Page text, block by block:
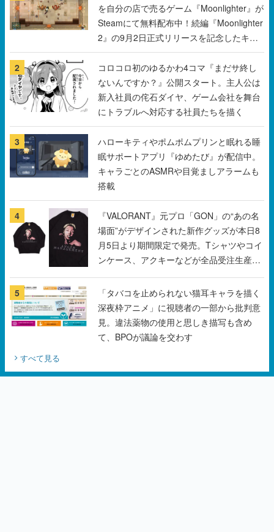
を自分の店で売るゲーム『Moonlighter』が
Steamにて無料配布中！続編『Moonlighter
2』の9月2日正式リリースを記念したキャ
ンペーン
2
コロコロ初のゆるかわ4コマ『まだサ終し
ないんですか？』公開スタート。主人公は
新入社員の侘石ダイヤ、ゲーム会社を舞台
にトラブルへ対応する社員たちを描く
3
ハローキティやポムポムプリンと眠れる睡
眠サポートアプリ『ゆめたび』が配信中。
キャラごとのASMRや目覚ましアラームも
搭載
4
『VALORANT』元プロ「GON」の“あの名
場面”がデザインされた新作グッズが本日8
月5日より期間限定で発売。Tシャツやコイ
ンケース、アクキーなどが全品受注生産で
5
「タバコを止められない猫耳キャラを描く
深夜枠アニメ」に視聴者の一部から批判意
見。違法薬物の使用と思しき描写も含め
て、BPOが議論を交わす
すべて見る